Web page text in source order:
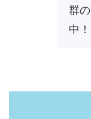
群
中！